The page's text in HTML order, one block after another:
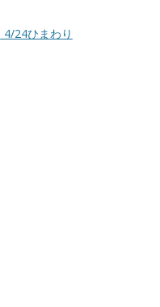
投稿ナビゲーション
4/24ひまわり